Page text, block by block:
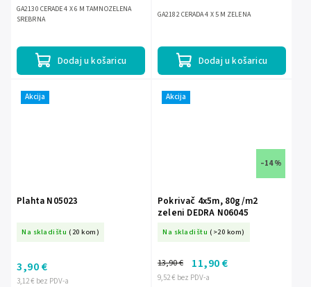
Dodaj u košaricu
GA2130 CERADE 4 X 6 M TAMNOZELENA
SREBRNA
Dodaj u košaricu
GA2182 CERADA 4 X 5 M ZELENA
Akcija
Plahta N05023
Na skladištu (20 kom)
3,12 € bez PDV-a
3,90 €
Akcija
–14 %
Pokrivač 4x5m, 80g/m2
zeleni DEDRA N06045
Na skladištu (>20 kom)
9,52 € bez PDV-a
13,90 € 11,90 €